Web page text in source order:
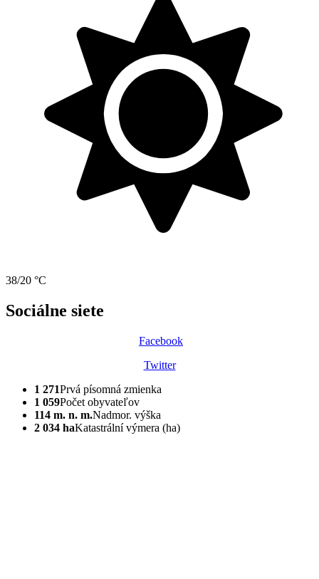
38/20 °C
Sociálne siete
Facebook
Twitter
1 271Prvá písomná zmienka
1 059Počet obyvateľov
114 m. n. m.Nadmor. výška
2 034 haKatastrální výmera (ha)